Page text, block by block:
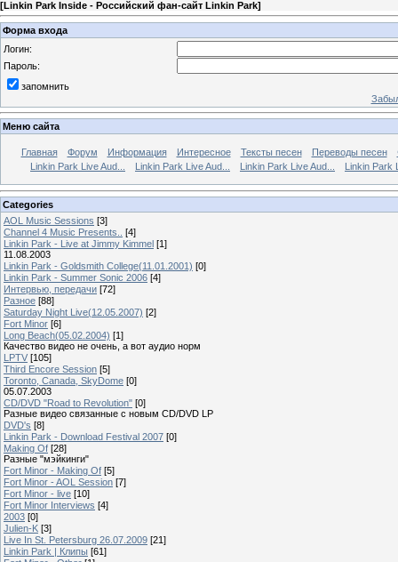
[Linkin Park Inside - Российский фан-сайт Linkin Park]
Форма входа
Логин:
Пароль:
запомнить
Меню сайта
Главная Форум Информация Интересное Тексты песен Переводы песен
Linkin Park Live Aud...
Linkin Park Live Aud... Linkin Park Live Aud... Linkin Park
Categories
AOL Music Sessions [3]
Channel 4 Music Presents..
[4]
Linkin Park - Live at Jimmy Kimmel [1]
11.08.2003
Linkin Park - Goldsmith College(11.01.2001) [0]
Linkin Park - Summer Sonic 2006 [4]
Интервью, передачи [72]
Разное [88]
Saturday Night Live(12.05.2007) [2]
Fort Minor [6]
Long Beach(05.02.2004) [1]
Качество видео не очень, а вот аудио норм
LPTV [105]
Third Encore Session [5]
Toronto, Canada, SkyDome [0]
05.07.2003
CD/DVD "Road to Revolution" [0]
Разные видео связанные с новым CD/DVD LP
DVD's [8]
Linkin Park - Download Festival 2007 [0]
Making Of [28]
Разные "мэйкинги"
Fort Minor - Making Of [5]
Fort Minor - AOL Session [7]
Fort Minor - live [10]
Fort Minor Interviews [4]
2003 [0]
Julien-K [3]
Live In St. Petersburg 26.07.2009 [21]
Linkin Park | Клипы [61]